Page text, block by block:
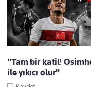
"Tam bir katil!
ile yıkıcı olur"